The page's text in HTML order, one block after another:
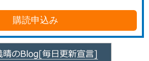
購読申込み